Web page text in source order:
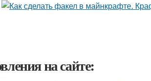
на сайте: